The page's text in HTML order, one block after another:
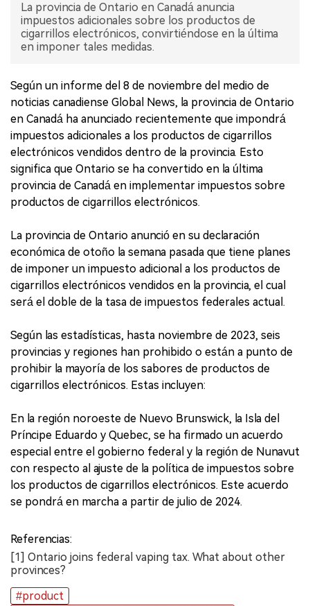
La provincia de Ontario en Canadá anuncia
impuestos adicionales sobre los productos de
cigarrillos electrónicos, convirtiéndose en la última
en imponer tales medidas.
Según un informe del 8 de noviembre del medio de
noticias canadiense Global News, la provincia de Ontario
en Canadá ha anunciado recientemente que impondrá
impuestos adicionales a los productos de cigarrillos
electrónicos vendidos dentro de la provincia. Esto
significa que Ontario se ha convertido en la última
provincia de Canadá en implementar impuestos sobre
productos de cigarrillos electrónicos.
La provincia de Ontario anunció en su declaración
económica de otoño la semana pasada que tiene planes
de imponer un impuesto adicional a los productos de
cigarrillos electrónicos vendidos en la provincia, el cual
será el doble de la tasa de impuestos federales actual.
Según las estadísticas, hasta noviembre de 2023, seis
provincias y regiones han prohibido o están a punto de
prohibir la mayoría de los sabores de productos de
cigarrillos electrónicos. Estas incluyen:
En la región noroeste de Nuevo Brunswick, la Isla del
Príncipe Eduardo y Quebec, se ha firmado un acuerdo
especial entre el gobierno federal y la región de Nunavut
con respecto al ajuste de la política de impuestos sobre
los productos de cigarrillos electrónicos. Este acuerdo
se pondrá en marcha a partir de julio de 2024.
Referencias:
[1] Ontario joins federal vaping tax. What about other
provinces?
#product